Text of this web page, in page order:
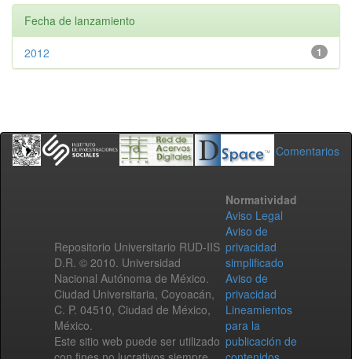
Fecha de lanzamiento
1
2012
Comentarios
Repositorio Universitario RUD-IIS
D.R. © 2010. Universidad
Nacional Autónoma de México.
Ciudad Universitaria, Coyoacán,
C. P. 04510, Ciudad de México,
México.
Este sitio web puede ser utilizado
Normatividad
Aviso Legal
Aviso de
privacidad
simplificado
Aviso de
privacidad
Lineamientos
para la
publicación de